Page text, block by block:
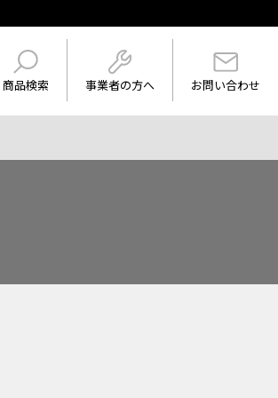
商品検索 事業者の方へ お問い合わせ